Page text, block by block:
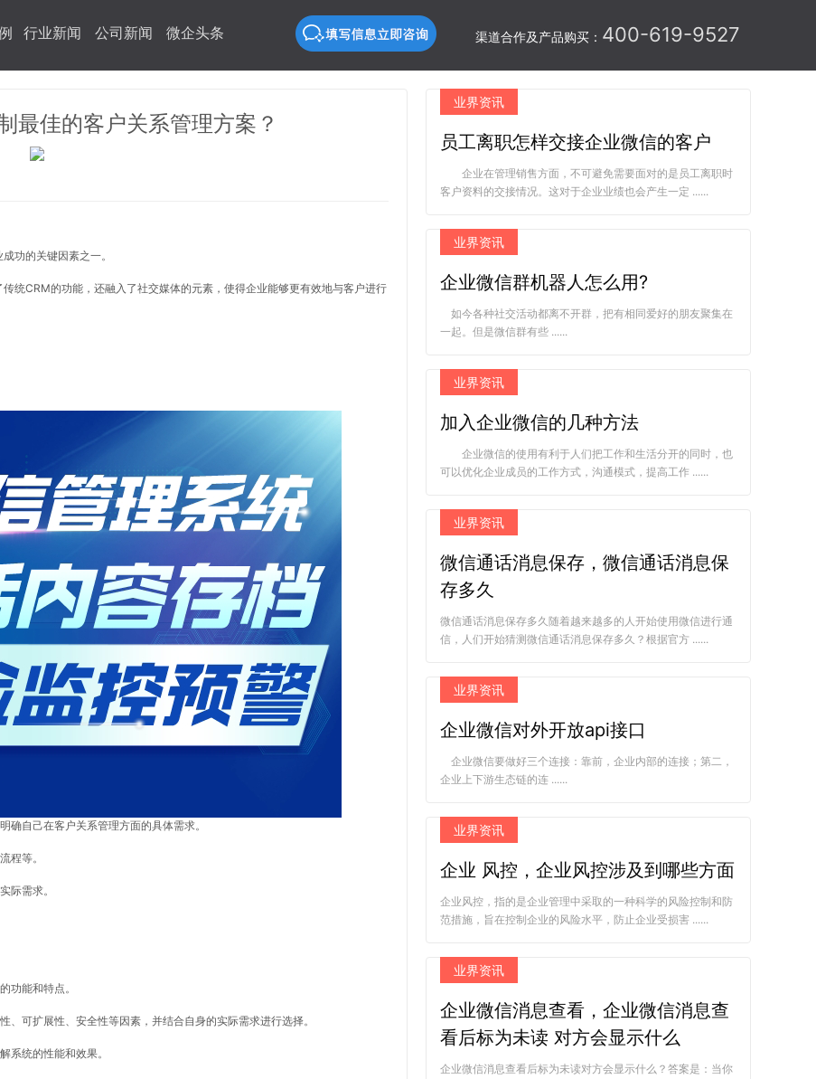
渠道合作及产品购买： 400-619-9527
行业新闻 公司新闻 微企头条
最佳的客户关系管理方案？
功的关键因素之一。
统CRM的功能，还融入了社交媒体的元素，使得企业能够更有效地与客户进行
自己在客户关系管理方面的具体需求。
程等。
际需求。
功能和特点。
可扩展性、安全性等因素，并结合自身的实际需求进行选择。
系统的性能和效果。
业界资讯
员工离职怎样交接企业微信的客户
企业在管理销售方面，不可避免需要面对的是员工离职时
客户资料的交接情况。这对于企业业绩也会产生一定 ......
业界资讯
企业微信群机器人怎么用?
如今各种社交活动都离不开群，把有相同爱好的朋友聚集在
一起。但是微信群有些 ......
业界资讯
加入企业微信的几种方法
企业微信的使用有利于人们把工作和生活分开的同时，也
可以优化企业成员的工作方式，沟通模式，提高工作 ......
业界资讯
微信通话消息保存，微信通话消息保
存多久
微信通话消息保存多久随着越来越多的人开始使用微信进行通
信，人们开始猜测微信通话消息保存多久？根据官方 ......
业界资讯
企业微信对外开放api接口
企业微信要做好三个连接：靠前，企业内部的连接；第二，
企业上下游生态链的连 ......
业界资讯
企业 风控，企业风控涉及到哪些方面
企业风控，指的是企业管理中采取的一种科学的风险控制和防
范措施，旨在控制企业的风险水平，防止企业受损害 ......
业界资讯
企业微信消息查看，企业微信消息查
看后标为未读 对方会显示什么
企业微信消息查看后标为未读对方会显示什么？答案是：当你